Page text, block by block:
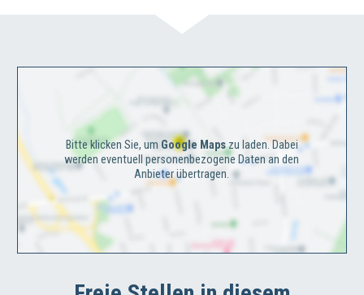
Bitte klicken Sie, um Google Mapszu laden. Dabei
werden eventuell personenbezogene Daten an den
Anbieter übertragen.